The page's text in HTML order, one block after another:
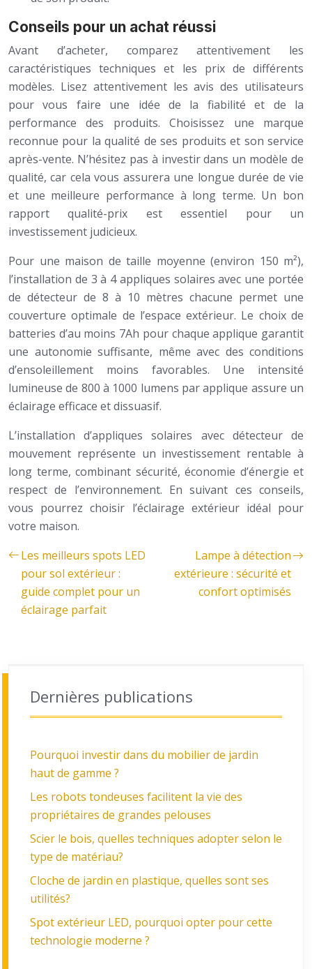
Conseils pour un achat réussi
Avant d’acheter, comparez attentivement les
caractéristiques techniques et les prix de différents
modèles. Lisez attentivement les avis des utilisateurs
pour vous faire une idée de la fiabilité et de la
performance des produits. Choisissez une marque
reconnue pour la qualité de ses produits et son service
après-vente. N’hésitez pas à investir dans un modèle de
qualité, car cela vous assurera une longue durée de vie
et une meilleure performance à long terme. Un bon
rapport qualité-prix est essentiel pour un
investissement judicieux.
Pour une maison de taille moyenne (environ 150 m²),
l’installation de 3 à 4 appliques solaires avec une portée
de détecteur de 8 à 10 mètres chacune permet une
couverture optimale de l’espace extérieur. Le choix de
batteries d’au moins 7Ah pour chaque applique garantit
une autonomie suffisante, même avec des conditions
d’ensoleillement moins favorables. Une intensité
lumineuse de 800 à 1000 lumens par applique assure un
éclairage efficace et dissuasif.
L’installation d’appliques solaires avec détecteur de
mouvement représente un investissement rentable à
long terme, combinant sécurité, économie d’énergie et
respect de l’environnement. En suivant ces conseils,
vous pourrez choisir l’éclairage extérieur idéal pour
votre maison.
Les meilleurs spots LED
pour sol extérieur :
guide complet pour un
éclairage parfait
Lampe à détection
extérieure : sécurité et
confort optimisés
Dernières publications
Pourquoi investir dans du mobilier de jardin
haut de gamme ?
Les robots tondeuses facilitent la vie des
propriétaires de grandes pelouses
Scier le bois, quelles techniques adopter selon le
type de matériau?
Cloche de jardin en plastique, quelles sont ses
utilités?
Spot extérieur LED, pourquoi opter pour cette
technologie moderne ?